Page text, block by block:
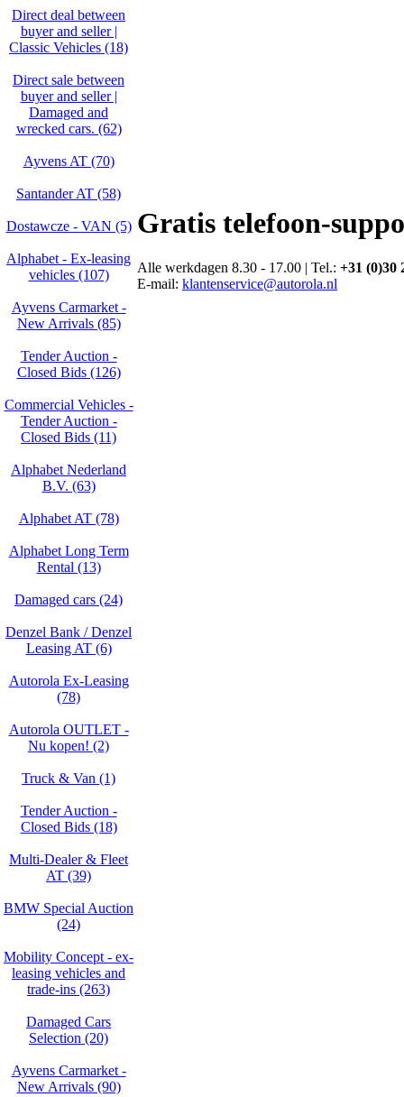
Direct deal between
buyer and seller |
Classic Vehicles (18)
Direct sale between
buyer and seller |
Damaged and
wrecked cars. (62)
Ayvens AT (70)
Santander AT (58)
Dostawcze - VAN (5)
Alphabet - Ex-leasing
vehicles (107)
Ayvens Carmarket -
New Arrivals (85)
Tender Auction -
Closed Bids (126)
Commercial Vehicles -
Tender Auction -
Closed Bids (11)
Alphabet Nederland
B.V. (63)
Alphabet AT (78)
Alphabet Long Term
Rental (13)
Damaged cars (24)
Denzel Bank / Denzel
Leasing AT (6)
Autorola Ex-Leasing
(78)
Autorola OUTLET -
Nu kopen! (2)
Truck & Van (1)
Tender Auction -
Closed Bids (18)
Multi-Dealer & Fleet
AT (39)
BMW Special Auction
(24)
Mobility Concept - ex-
leasing vehicles and
trade-ins (263)
Damaged Cars
Selection (20)
Ayvens Carmarket -
New Arrivals (90)
Gratis telefoon-
Alle werkdagen 8.30 - 17.00 | Tel.: +31 (0)30
E-mail: klantenservice@autorola.nl